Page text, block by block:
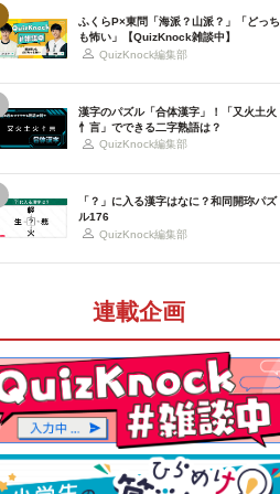
ふくらP×東問「海派？山派？」「どっち
も怖い」【QuizKnock雑談中】
QuizKnock編集部
漢字のパズル「合体漢字」！「又火土火
忄言」でできる二字熟語は？
QuizKnock編集部
「？」に入る漢字はなに？和同開珎パズ
ル176
QuizKnock編集部
連載企画